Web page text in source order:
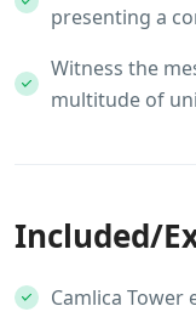
presenting a
Witness the
multitude of
Included/
Camlica Tower